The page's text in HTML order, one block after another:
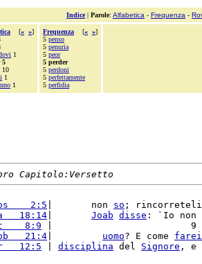
Indice| Parole: Alfabetica - Frequenza -
[« »]
1
5
10
1
1
Frequenza [« »]
5 penso
5 penuria
5 peor
5 perder
5 perdoni
5 perfettamente
5 perfidia
Capitolo:Versetto
2:5 |       non so ; rincorreteli
18:14 Joab disse : `Io
8:9 |                         9
21:4 uomo? E come farei
12:5 disciplina del Signore , e